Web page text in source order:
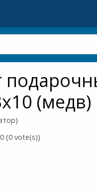
(медв)
(0 vote(s))